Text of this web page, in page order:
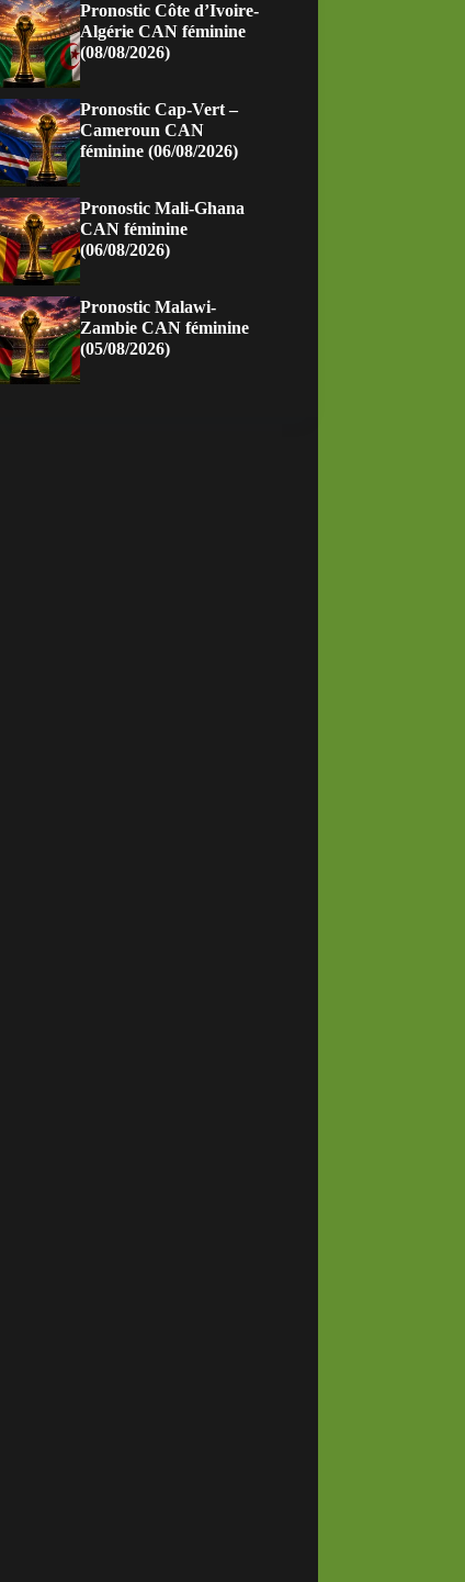
Pronostic Côte d’Ivoire-
Algérie CAN féminine
(08/08/2026)
Pronostic Cap-Vert –
Cameroun CAN
féminine (06/08/2026)
Pronostic Mali-Ghana
CAN féminine
(06/08/2026)
Pronostic Malawi-
Zambie CAN féminine
(05/08/2026)